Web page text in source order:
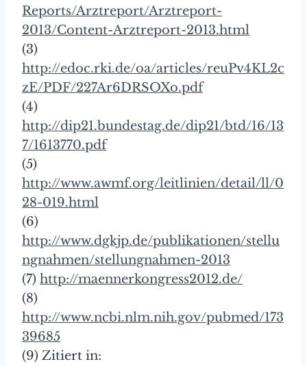
Reports/Arztreport/Arztreport-
2013/Content-Arztreport-2013.html
(3)
http://edoc.rki.de/oa/articles/reuPv4KL2c
zE/PDF/227Ar6DRSOXo.pdf
(4)
http://dip21.bundestag.de/dip21/btd/16/13
7/1613770.pdf
(5)
http://www.awmf.org/leitlinien/detail/ll/0
28-019.html
(6)
http://www.dgkjp.de/publikationen/stellu
ngnahmen/stellungnahmen-2013
(7) http://maennerkongress2012.de/
(8)
http://www.ncbi.nlm.nih.gov/pubmed/173
39685
(9) Zitiert in: